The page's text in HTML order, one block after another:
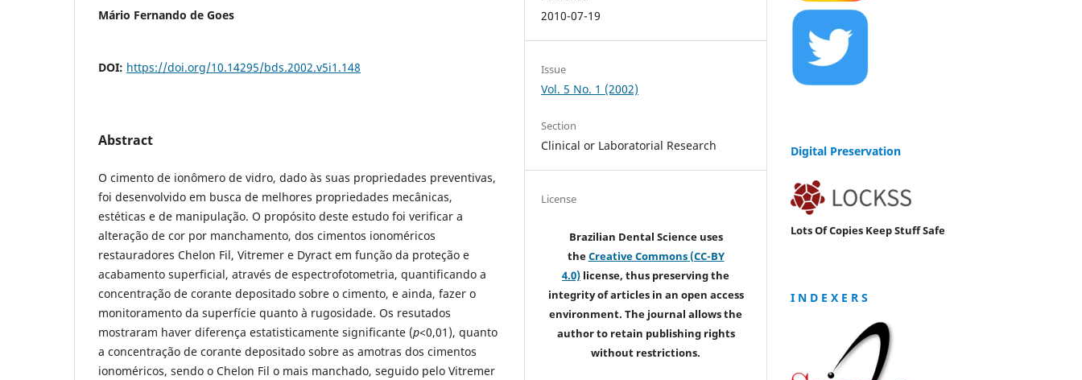
Mário Fernando de Goes
DOI: https://doi.org/10.14295/bds.2002.v5i1.148
Abstract
O cimento de ionômero de vidro, dado às suas propriedades preventivas,
foi desenvolvido em busca de melhores propriedades mecânicas,
estéticas e de manipulação. O propósito deste estudo foi verificar a
alteração de cor por manchamento, dos cimentos ionoméricos
restauradores Chelon Fil, Vitremer e Dyract em função da proteção e
acabamento superficial, através de espectrofotometria, quantificando a
concentração de corante depositado sobre o cimento, e ainda, fazer o
monitoramento da superfície quanto à rugosidade. Os resutados
mostraram haver diferença estatisticamente significante (p<0,01), quanto
a concentração de corante depositado sobre as amotras dos cimentos
ionoméricos, sendo o Chelon Fil o mais manchado, seguido pelo Vitremer
2010-07-19
Issue
Vol. 5 No. 1 (2002)
Section
Clinical or Laboratorial Research
License
Brazilian Dental Science uses
theCreative Commons (CC-BY
4.0) license, thus preserving the
integrity of articles in an open access
environment. The journal allows the
author to retain publishing rights
without restrictions.
Digital Preservation
Lots Of Copies Keep Stuff Safe
I N D E X E R S